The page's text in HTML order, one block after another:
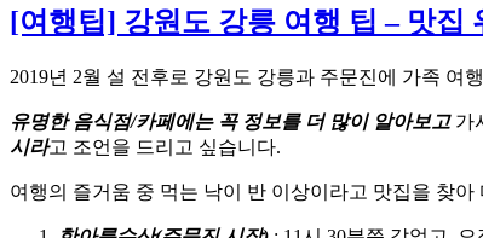
[여행팁] 강원도 강릉 여행 팁 – 맛집
2019년 2월 설 전후로 강원도 강릉과 주문진에 가족
유명한 음식점/카페에는 꼭 정보를 더 많이 알아보고가
시라고 조언을 드리고 싶습니다.
여행의 즐거움 중 먹는 낙이 반 이상이라고 맛집을 찾